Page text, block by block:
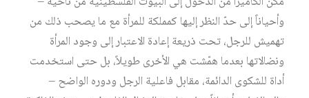
وأحياناً إلى حدّ النظر إليها كمملكة للمرأة مع ما يصحب ذلك من
تهميش للرجل، تحت ذريعة إعادة الاعتبار إلى وجود المرأة
ونضالاتها بعدما همّشت هي الأخرى طويلاً، بل حتى استخدمت
أداة للشكوى الدائمة، مقابل فاعلية الرجل ودوره الواضح –